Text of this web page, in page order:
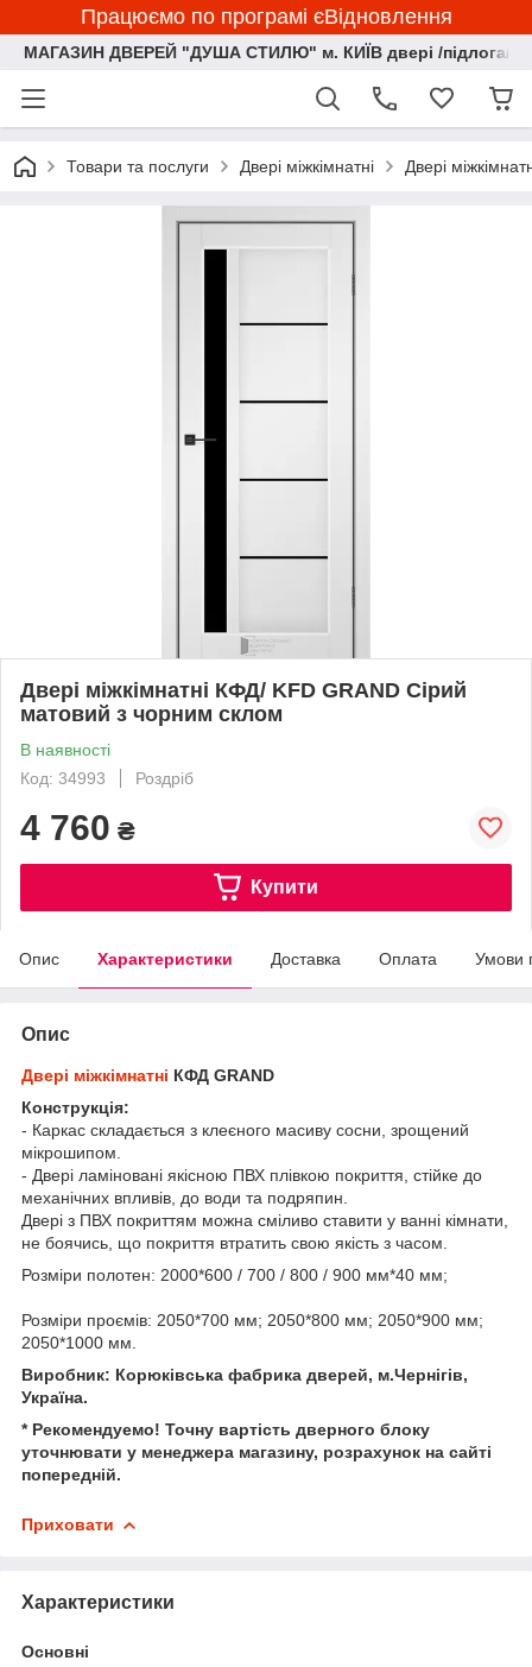
Працюємо по програмі єВідновлення
МАГАЗИН ДВЕРЕЙ "ДУША СТИЛЮ" м. КИЇВ двері /підлога/
Товари та послуги Двері міжкімнатні Двері
Двері міжкімнатні КФД/ KFD GRAND Сірий
матовий з чорним склом
В наявності
Код: 34993
Роздріб
4 760 ₴
Купити
Опис Характеристики Доставка Оплата Умови
Опис
Двері міжкімнатні КФД GRAND
Конструкція:
- Каркас складається з клеєного масиву сосни, зрощений
мікрошипом.
- Двері ламіновані якісною ПВХ плівкою покриття, стійке до
механічних впливів, до води та подряпин.
Двері з ПВХ покриттям можна сміливо ставити у ванні кімнати,
не боячись, що покриття втратить свою якість з часом.
Розміри полотен: 2000*600 / 700 / 800 / 900 мм*40 мм;
Розміри проємів: 2050*700 мм; 2050*800 мм; 2050*900 мм;
2050*1000 мм.
Виробник: Корюківська фабрика дверей, м.Чернігів,
Україна.
* Рекомендуемо! Точну вартість дверного блоку
уточнювати у менеджера магазину, розрахунок на сайті
попередній.
Приховати
Характеристики
Основні